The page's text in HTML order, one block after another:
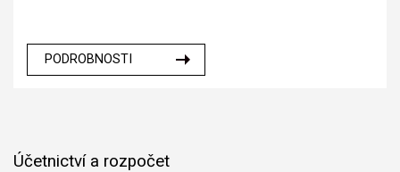
PODROBNOSTI
Účetnictví a rozpočet